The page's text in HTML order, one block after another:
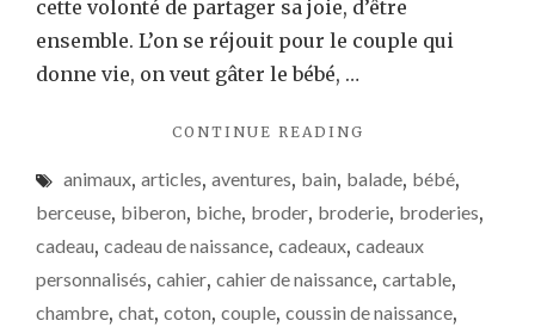
cette volonté de partager sa joie, d’être
ensemble. L’on se réjouit pour le couple qui
donne vie, on veut gâter le bébé, …
CONTINUE READING
LE
TOP
DES
CADEAUX
DE
animaux, articles, aventures, bain, balade, bébé,
berceuse, biberon, biche, broder, broderie, broderies,
cadeau, cadeau de naissance, cadeaux, cadeaux
personnalisés, cahier, cahier de naissance, cartable,
chambre, chat, coton, couple, coussin de naissance,